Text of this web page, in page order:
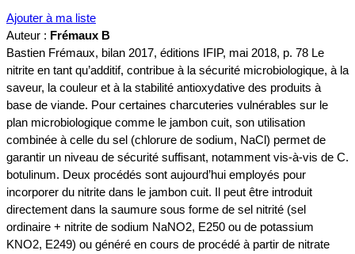
Ajouter à ma liste
Auteur : Frémaux B
Bastien Frémaux, bilan 2017, éditions IFIP, mai 2018, p. 78 Le
nitrite en tant qu’additif, contribue à la sécurité microbiologique, à la
saveur, la couleur et à la stabilité antioxydative des produits à
base de viande. Pour certaines charcuteries vulnérables sur le
plan microbiologique comme le jambon cuit, son utilisation
combinée à celle du sel (chlorure de sodium, NaCl) permet de
garantir un niveau de sécurité suffisant, notamment vis-à-vis de C.
botulinum. Deux procédés sont aujourd’hui employés pour
incorporer du nitrite dans le jambon cuit. Il peut être introduit
directement dans la saumure sous forme de sel nitrité (sel
ordinaire + nitrite de sodium NaNO2, E250 ou de potassium
KNO2, E249) ou généré en cours de procédé à partir de nitrate